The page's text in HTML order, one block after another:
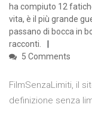
ha compiuto 12
vita, è il più grande
passano di bocca in
racconti.
5 Comments
FilmSenzaLimiti, il
definizione senza